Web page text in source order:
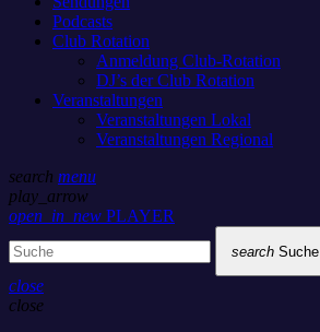
Podcasts
Club Rotation
Anmeldung Club-Rotation
DJ’s der Club Rotation
Veranstaltungen
Veranstaltungen Lokal
Veranstaltungen Regional
search menu
play_arrow
open_in_new PLAYER
search Suche
close
close